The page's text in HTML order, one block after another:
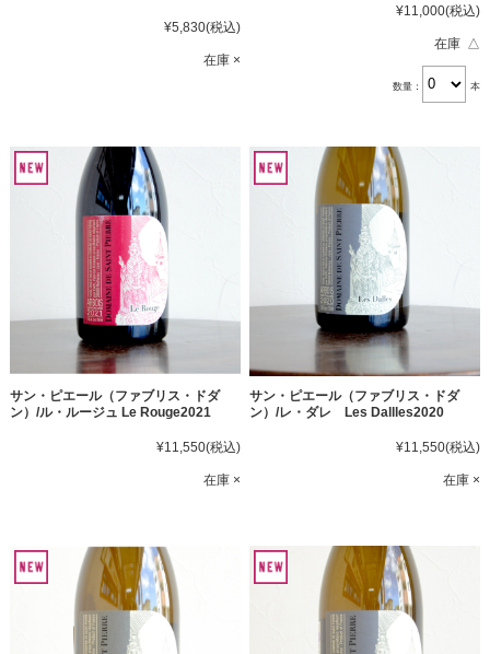
¥5,830(税込)
在庫 ×
¥11,000(税込)
在庫 △
数量： 本
サン・ピエール（ファブリス・ドダ
ン）/ル・ルージュ Le Rouge2021
¥11,550(税込)
在庫 ×
サン・ピエール（ファブリス・ドダ
ン）/レ・ダレ Les Dallles2020
¥11,550(税込)
在庫 ×